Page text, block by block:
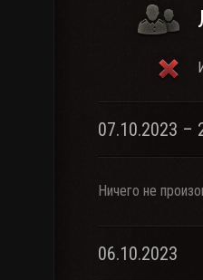
07.10.2023 –
Ничего не
06.10.2023